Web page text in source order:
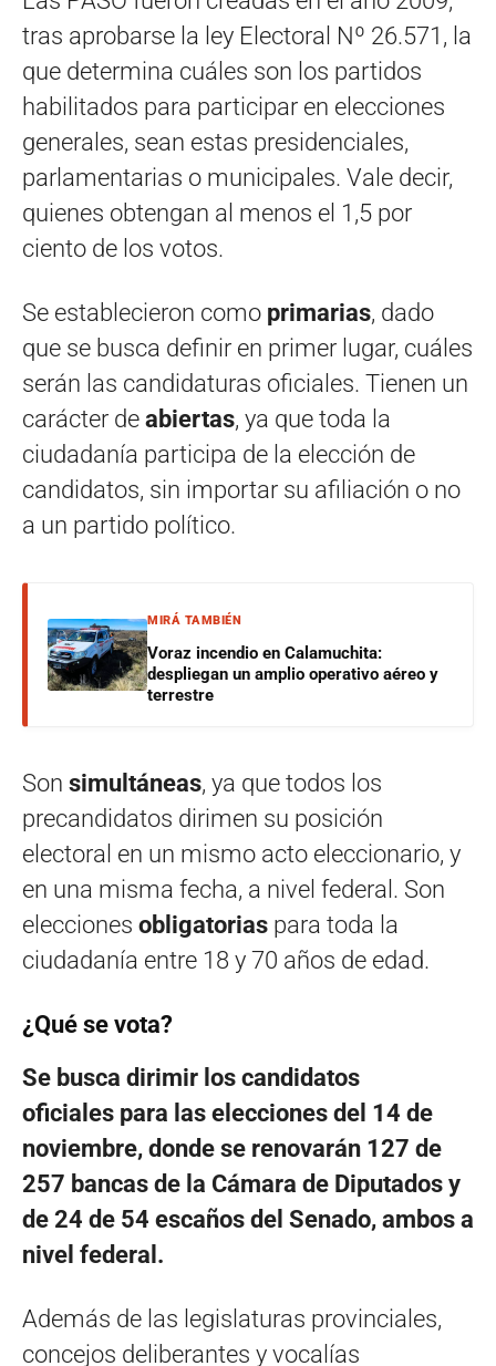
tras aprobarse la ley Electoral Nº 26.571, la
que determina cuáles son los partidos
habilitados para participar en elecciones
generales, sean estas presidenciales,
parlamentarias o municipales. Vale decir,
quienes obtengan al menos el 1,5 por
ciento de los votos.
Se establecieron como primarias, dado
que se busca definir en primer lugar, cuáles
serán las candidaturas oficiales. Tienen un
carácter de abiertas, ya que toda la
ciudadanía participa de la elección de
candidatos, sin importar su afiliación o no
a un partido político.
MIRÁ TAMBIÉN
Voraz incendio en Calamuchita:
despliegan un amplio operativo aéreo y
terrestre
Son simultáneas, ya que todos los
precandidatos dirimen su posición
electoral en un mismo acto eleccionario, y
en una misma fecha, a nivel federal. Son
elecciones obligatorias para toda la
ciudadanía entre 18 y 70 años de edad.
¿Qué se vota?
Se busca dirimir los candidatos
oficiales para las elecciones del 14 de
noviembre, donde se renovarán 127 de
257 bancas de la Cámara de Diputados y
de 24 de 54 escaños del Senado, ambos a
nivel federal.
Además de las legislaturas provinciales,
concejos deliberantes y vocalías